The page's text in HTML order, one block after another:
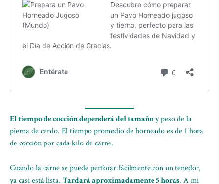
El tiempo de cocción dependerá del tamañoy peso de la
pierna de cerdo. El tiempo promedio de horneado es de 1 hora
de cocción por cada kilo de carne.
Cuando la carne se puede perforar fácilmente con un tenedor,
ya casi está lista. Tardará aproximadamente 5 horas. A mi